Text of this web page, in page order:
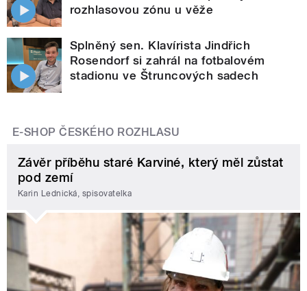
rozhlasovou zónu u věže
Splněný sen. Klavírista Jindřich
Rosendorf si zahrál na fotbalovém
stadionu ve Štruncových sadech
E-SHOP ČESKÉHO ROZHLASU
Závěr příběhu staré Karviné, který měl zůstat
pod zemí
Karin Lednická, spisovatelka